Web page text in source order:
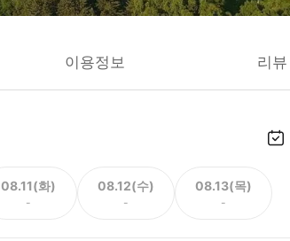
이용정보 리뷰
08.11(화)
-
08.12(수)
-
08.13(목)
-